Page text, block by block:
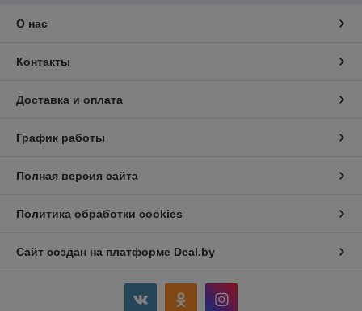
О нас
Контакты
Доставка и оплата
График работы
Полная версия сайта
Политика обработки cookies
Сайт создан на платформе Deal.by